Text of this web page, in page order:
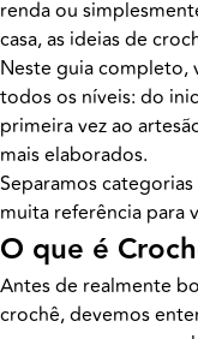
renda ou
casa, as ideias de
Neste guia completo,
todos os níveis: do
primeira vez ao
mais elaborados.
Separamos
muita referência para
O que é
Antes de realmente
crochê, devemos